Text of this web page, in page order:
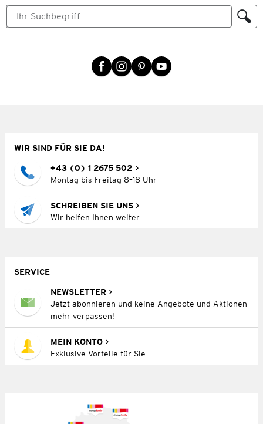
WIR SIND FÜR SIE DA!
+43 (0) 1 2675 502
Montag bis Freitag 8–18 Uhr
SCHREIBEN SIE UNS
Wir helfen Ihnen weiter
SERVICE
NEWSLETTER
Jetzt abonnieren und keine Angebote und Aktionen
mehr verpassen!
MEIN KONTO
Exklusive Vorteile für Sie